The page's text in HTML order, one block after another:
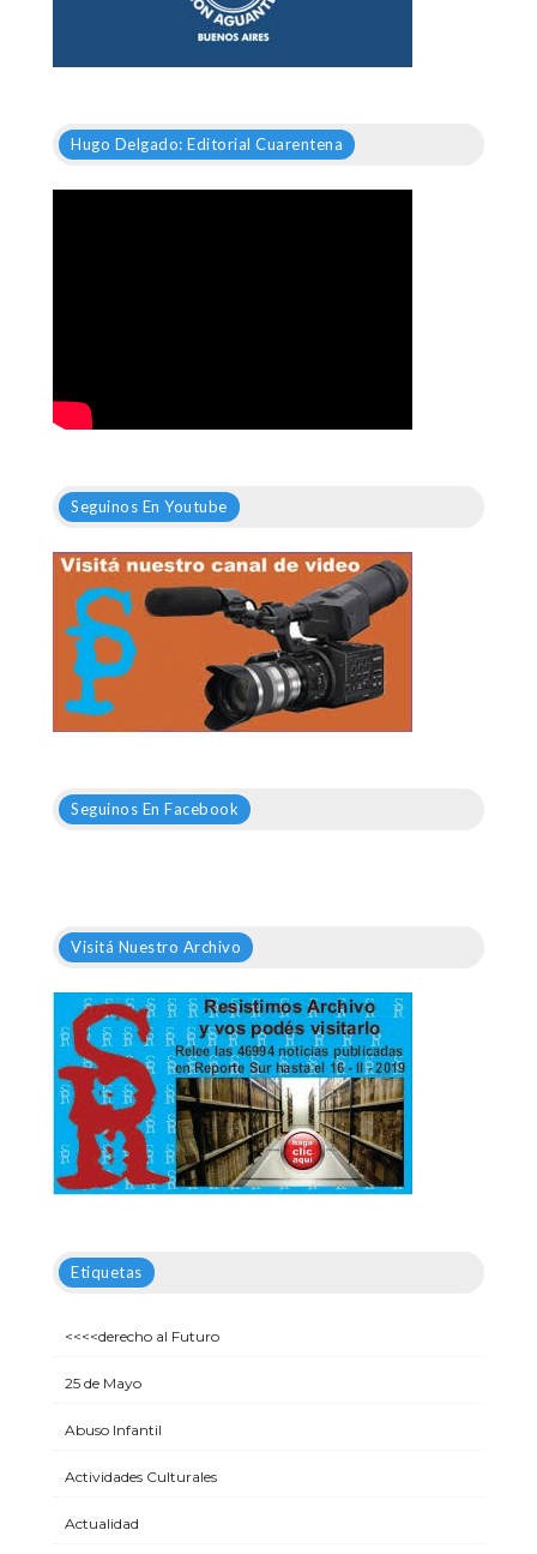
Hugo Delgado: Editorial Cuarentena
Seguinos En Youtube
Seguinos En Facebook
Visitá Nuestro Archivo
Etiquetas
<<<<derecho al Futuro
25 de Mayo
Abuso Infantil
Actividades Culturales
Actualidad